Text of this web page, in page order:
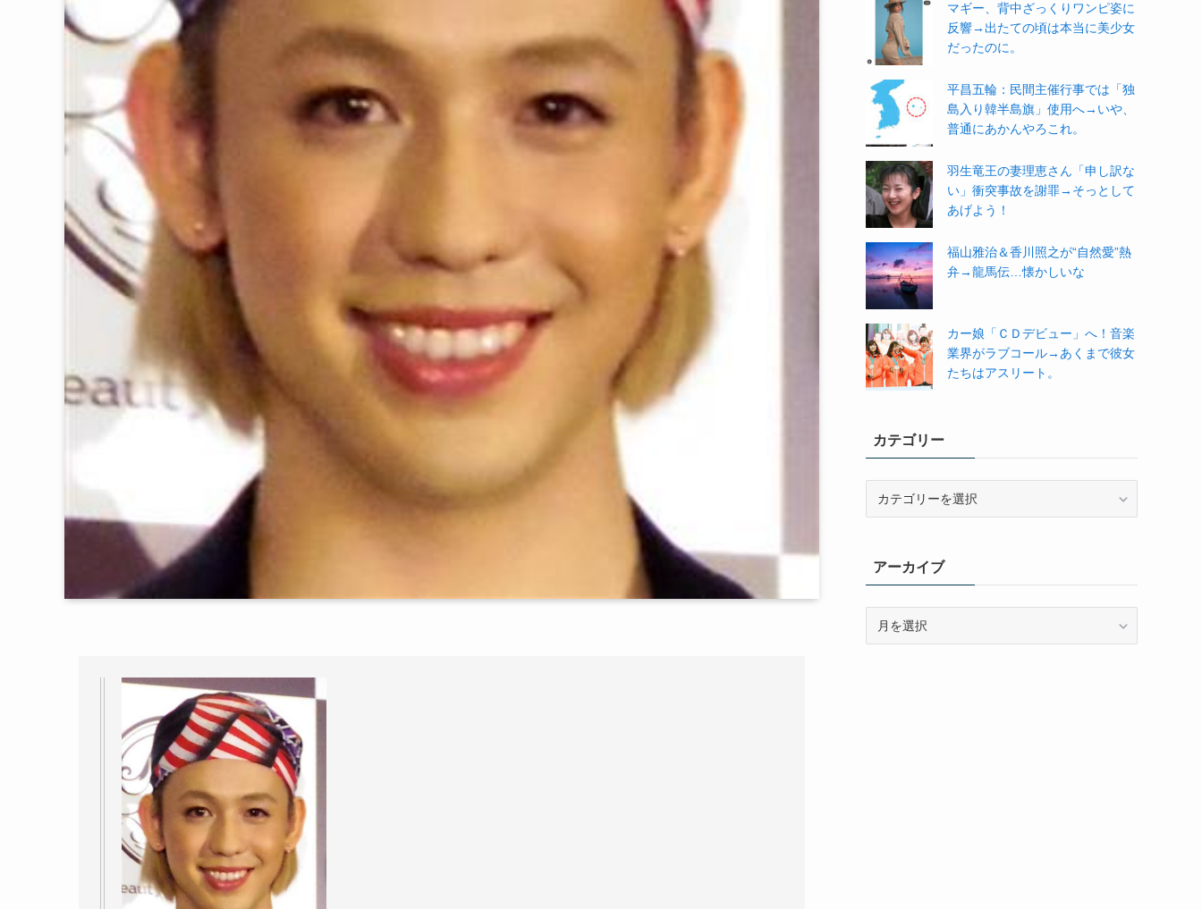
マギー、背中ざっくりワンピ姿に
反響→出たての頃は本当に美少女
だったのに。
平昌五輪：民間主催行事では「独
島入り韓半島旗」使用へ→いや、
普通にあかんやろこれ。
羽生竜王の妻理恵さん「申し訳な
い」衝突事故を謝罪→そっとして
あげよう！
福山雅治＆香川照之が“自然愛”熱
弁→龍馬伝…懐かしいな
カー娘「ＣＤデビュー」へ！音楽
業界がラブコール→あくまで彼女
たちはアスリート。
カテゴリー
ーアーカイブ